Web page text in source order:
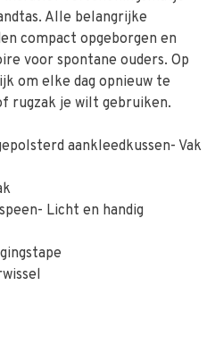
Alle belangrijke
compact opgeborgen en
voor spontane ouders. Op
om elke dag opnieuw te
rugzak je wilt gebruiken.
aankleedkussen- Vak
Licht en handig